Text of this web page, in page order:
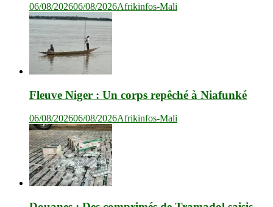
06/08/202606/08/2026Afrikinfos-Mali
Fleuve Niger : Un corps repêché à Niafunké
06/08/202606/08/2026Afrikinfos-Mali